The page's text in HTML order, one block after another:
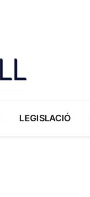
LEGISLACIÓ